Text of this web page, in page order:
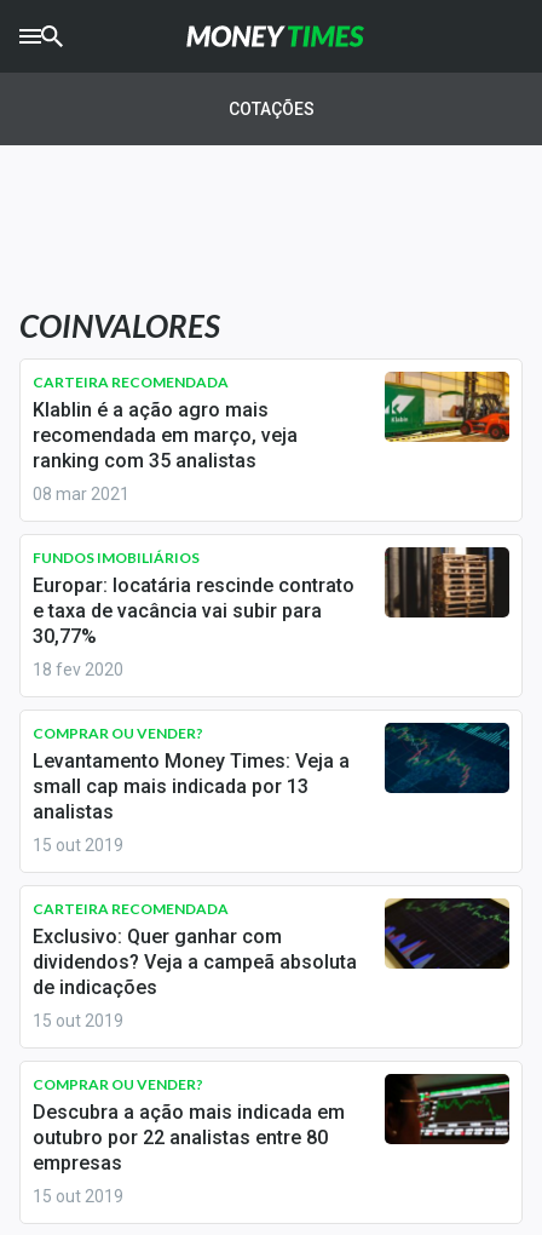
AGROTIMES
Newsletters
Money Trader
Anuncie
Últimas Notícias
Newsletters
Cotações
Comprar ou vender?
Carteiras Recomendadas
Central de Dividendos
Central de Fundos Imobiliários
Central dos IPOs
Renda Fixa
Finanças Pessoais
Economia
Empresas
Brasil
COTAÇÕES
COINVALORES
CARTEIRA RECOMENDADA
Klablin é a ação agro mais
recomendada em março, veja
ranking com 35 analistas
08 mar 2021
FUNDOS IMOBILIÁRIOS
Europar: locatária rescinde contrato
e taxa de vacância vai subir para
30,77%
18 fev 2020
COMPRAR OU VENDER?
Levantamento Money Times: Veja a
small cap mais indicada por 13
analistas
15 out 2019
CARTEIRA RECOMENDADA
Exclusivo: Quer ganhar com
dividendos? Veja a campeã absoluta
de indicações
15 out 2019
COMPRAR OU VENDER?
Descubra a ação mais indicada em
outubro por 22 analistas entre 80
empresas
15 out 2019